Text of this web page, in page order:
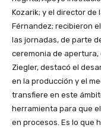
Kozarik; y el director de
Férnandez; recibieron
las jornadas, de parte
ceremonia de apertura,
Ziegler, destacó el
en la producción y el
transfiere en este
herramienta para que
en procesos. Es lo que